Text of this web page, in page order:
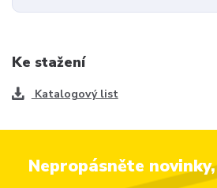
Ke stažení
Katalogový list
Nepropásněte